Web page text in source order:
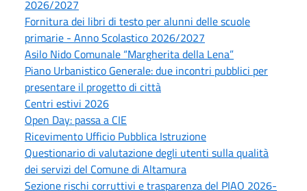
2026/2027
Fornitura dei libri di testo per alunni delle scuole
primarie - Anno Scolastico 2026/2027
Asilo Nido Comunale “Margherita della Lena”
Piano Urbanistico Generale: due incontri pubblici per
presentare il progetto di città
Centri estivi 2026
Open Day: passa a CIE
Ricevimento Ufficio Pubblica Istruzione
Questionario di valutazione degli utenti sulla qualità
dei servizi del Comune di Altamura
Sezione rischi corruttivi e trasparenza del PIAO 2026-